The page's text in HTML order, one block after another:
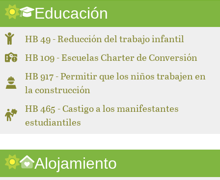
Educación
HB 49 - Reducción del trabajo infantil
HB 109 - Escuelas Charter de Conversión
HB 917 - Permitir que los niños trabajen en
la construcción
HB 465 - Castigo a los manifestantes
estudiantiles
Alojamiento